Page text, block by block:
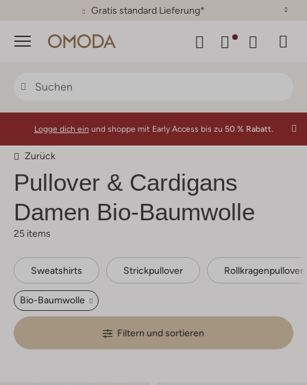
30 Tage Rückgaberecht
Menü
Logge dich ein und shoppe mit Early Access bis zu 50 % Rabatt.
Zurück
Pullover & Cardigans
Damen Bio-Baumwolle
25 items
Sweatshirts Strickpullover Rollkragenpullover
Bio-Baumwolle
Filtern und sortieren